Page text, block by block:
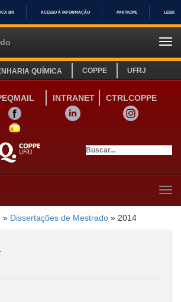
IR
BR ACESSO À INFORMAÇÃO PARTICIPE
QUÍMICA COPPE UFRJ
INTRANET
CTRLCOPPE
FACEBOOK LINKEDIN
INSTAGRAM
LINK SITE ESPANHOL
» Dissertações de Mestrado » 2014